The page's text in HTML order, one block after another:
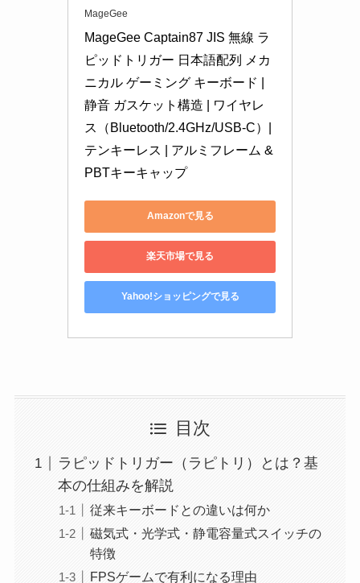
MageGee
MageGee Captain87 JIS 無線 ラ
ピッドトリガー 日本語配列 メカ
ニカル ゲーミング キーボード |
静音 ガスケット構造 | ワイヤレ
ス（Bluetooth/2.4GHz/USB-C）|
テンキーレス | アルミフレーム &
PBTキーキャップ
Amazonで見る
楽天市場で見る
Yahoo!ショッピングで見る
目次
ラピッドトリガー（ラピトリ）とは？基
本の仕組みを解説
従来キーボードとの違いは何か
磁気式・光学式・静電容量式スイッチの
特徴
FPSゲームで有利になる理由